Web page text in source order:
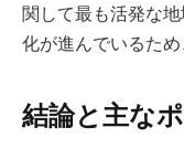
関して最も活発な
化が進んでいるため
結論と主な